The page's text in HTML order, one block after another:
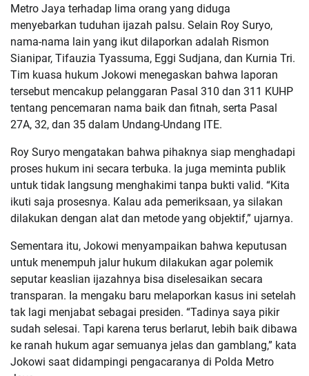
Metro Jaya terhadap lima orang yang diduga
menyebarkan tuduhan ijazah palsu. Selain Roy Suryo,
nama-nama lain yang ikut dilaporkan adalah Rismon
Sianipar, Tifauzia Tyassuma, Eggi Sudjana, dan Kurnia Tri.
Tim kuasa hukum Jokowi menegaskan bahwa laporan
tersebut mencakup pelanggaran Pasal 310 dan 311 KUHP
tentang pencemaran nama baik dan fitnah, serta Pasal
27A, 32, dan 35 dalam Undang-Undang ITE.
Roy Suryo mengatakan bahwa pihaknya siap menghadapi
proses hukum ini secara terbuka. Ia juga meminta publik
untuk tidak langsung menghakimi tanpa bukti valid. “Kita
ikuti saja prosesnya. Kalau ada pemeriksaan, ya silakan
dilakukan dengan alat dan metode yang objektif,” ujarnya.
Sementara itu, Jokowi menyampaikan bahwa keputusan
untuk menempuh jalur hukum dilakukan agar polemik
seputar keaslian ijazahnya bisa diselesaikan secara
transparan. Ia mengaku baru melaporkan kasus ini setelah
tak lagi menjabat sebagai presiden. “Tadinya saya pikir
sudah selesai. Tapi karena terus berlarut, lebih baik dibawa
ke ranah hukum agar semuanya jelas dan gamblang,” kata
Jokowi saat didampingi pengacaranya di Polda Metro